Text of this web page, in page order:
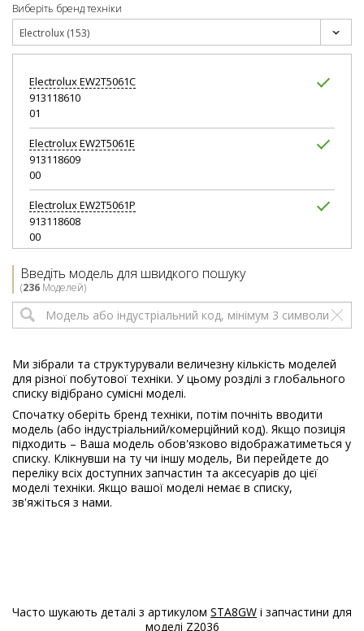
Виберіть бренд техніки
Electrolux (153)
ElectroluxEW2T5061C
913118610
01
ElectroluxEW2T5061E
913118609
00
ElectroluxEW2T5061P
913118608
00
Electrolux
913118612
00
ElectroluxEW2T5261E
00
ElectroluxEW2T5261P
913118611
00
Electrolux
EW2T570L
913138610
00
00
Введіть модель для швидкого пошуку
(236 Моделей)
Ми зібрали та структурували величезну кількість моделей
для різної побутової техніки. У цьому розділі з глобального
списку відібрано сумісні моделі.
Спочатку оберіть бренд техніки, потім почніть вводити
модель (або індустріальний/комерційний код). Якщо позиція
підходить – Ваша модель обов'язково відображатиметься у
списку. Клікнувши на ту чи іншу модель, Ви перейдете до
переліку всіх доступних запчастин та аксесуарів до цієї
моделі техніки. Якщо вашої моделі немає в списку,
зв'яжіться з нами.
Часто шукають деталі з артикулом STA8GW і запчастини для
моделі Z2036